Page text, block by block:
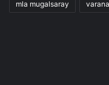
mla mugalsaray